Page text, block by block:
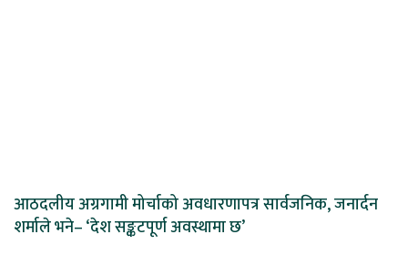
आठदलीय अग्रगामी मोर्चाको अवधारणापत्र सार्वजनिक, जनार्दन
शर्माले भने– ‘देश सङ्कटपूर्ण अवस्थामा छ’